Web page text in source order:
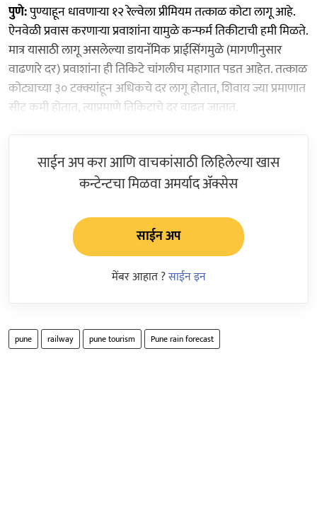
पुणे:पुण्याहून धावणाऱ्या १२ रेल्वेला प्रीमियम तत्काळ कोटा लागू आहे.
ऐनवेळी प्रवास करणाऱ्या प्रवाशांना यामुळे कन्फर्म तिकीटाची हमी मिळते.
मात्र यासाठी लागू असलेल्या डायनॅमिक प्राईसिंगमुळे (मागणीनुसार
वाढणारे दर) प्रवाशांना ही तिकिटे चांगलीच महागात पडत आहेत. तत्काळ
कोट्याच्या ३० टक्क्यांहून अधिकचे दर लागू होतात, शिवाय ज्या प्रमाणात
सीट कमी होतात, त्याप्रमाणे तिकिटाचे दर वाढत जातात.
साईन अप करा आणि वाचकांसाठी लिहिलेल्या खास
कन्टेन्टचा मिळवा अमर्याद ॲक्सेस
साईन अप
मेंबर आहात ?साईन इन
pune railway pune tourism Pune rain forecast